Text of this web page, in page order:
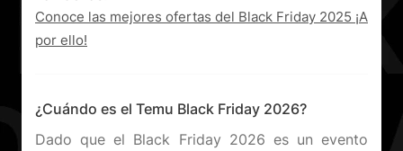
Conoce las mejores ofertas del Black Friday 2025 ¡A
por ello!
¿Cuándo es el Temu Black Friday 2026?
Dado que el Black Friday 2026 es un evento